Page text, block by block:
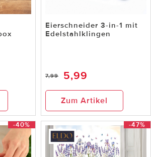
Eierschneider 3-in-1 mit
Edelstahlklingen
7,99 5,99
Zum Artikel
-40% -47%